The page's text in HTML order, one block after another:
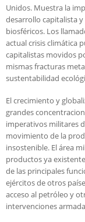
Unidos. Muestra la
desarrollo capitalista
biosféricos. Los
actual crisis climática
capitalistas movidos
mismas fracturas
sustentabilidad
El crecimiento y
grandes
imperativos militares
movimiento de la
insostenible. El área
productos ya
de las principales
ejércitos de otros
acceso al petróleo y
intervenciones